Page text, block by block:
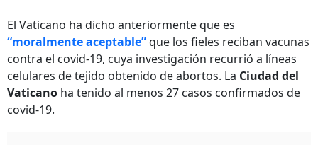
El Vaticano ha dicho anteriormente que es
“moralmente aceptable”que los fieles reciban vacunas
contra el covid-19, cuya investigación recurrió a líneas
celulares de tejido obtenido de abortos. La Ciudad del
Vaticano ha tenido al menos 27 casos confirmados de
covid-19.